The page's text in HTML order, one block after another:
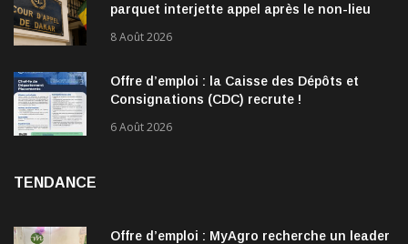
parquet interjette appel après le non-lieu
8 Août 2026
Offre d’emploi : la Caisse des Dépôts et
Consignations (CDC) recrute !
6 Août 2026
TENDANCE
Offre d’emploi : MyAgro recherche un leader